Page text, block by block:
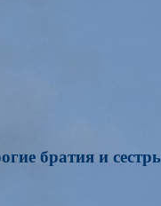
братия и